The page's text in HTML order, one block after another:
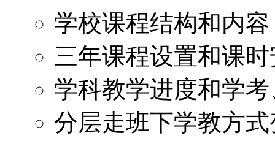
学校课程结构和内容
三年课程设置和课
学科教学进度和学
分层走班下学教方